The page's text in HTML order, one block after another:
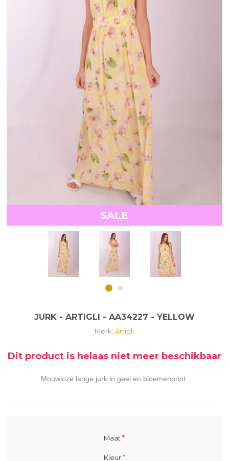
SALE
JURK - ARTIGLI - AA34227 - YELLOW
Merk: Artigli
Dit product is helaas niet meer beschikbaar
Mouwloze lange jurk in geel en bloemenprint.
Maat *
Kleur*